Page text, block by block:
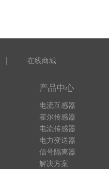
| 在线商城
产品中心
电流互感器
霍尔传感器
电流传感器
电力变送器
信号隔离器
解决方案